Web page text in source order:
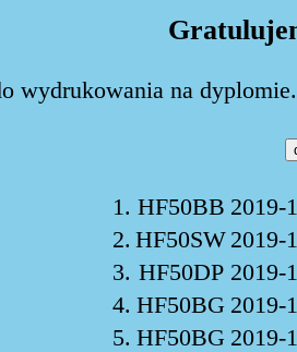
wydrukowania na
1. HF50BB 2019-
2. HF50SW 2019-
3. HF50DP 2019-
4. HF50BG 2019-
5. HF50BG 2019-